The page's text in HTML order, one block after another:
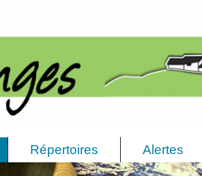
Répertoires Alertes